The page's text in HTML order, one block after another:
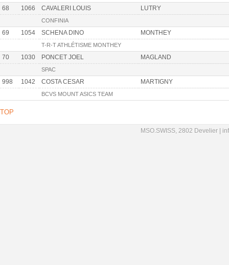
68 1066 CAVALERI LOUIS LUTRY
CONFINIA
69 1054 SCHENA DINO MONTHEY
T-R-T ATHLÉTISME MONTHEY
70 1030 PONCET JOEL MAGLAND
SPAC
998 1042 COSTA CESAR MARTIGNY
BCVS MOUNT ASICS TEAM
TOP
MSO.SWISS, 2802 Develier |